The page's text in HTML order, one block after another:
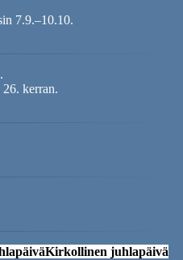
7.9.–10.10.
kerran.
Kirkollinen juhlapäivä